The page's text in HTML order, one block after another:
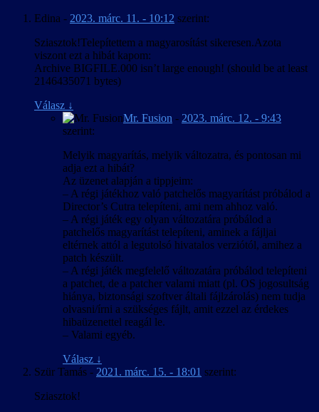
Egy sok, egymással különféle viszonyban levő karaktert mozgató
játéknál különösen nehéz az angolban ilyen formában nem létező
tegezés/magázás megállapítása, amikor pedig egy karakter akár
egyazon mondatban szólít egy másikat vegyesen hol vezeték-, hol
keresztnéven, akkor nincs jó megoldás. Az egyértelmű helyzeteket
kivéve jellemzően a mindkét névvel jobban működő magázásban
íródtak a szövegek, és egyes esetekben a fejlesztői kommentárokban
elhangzottak is alátámasztották e döntéseinket.
Egy másik nehézség a kínaiból elvileg meghatározott szabályok
szerint átírandó szavak és nevek kezelése volt, mivel gyakorlatilag
két szabálykészlet él párhuzamosan: a nemzetközileg elfogadott
kínai-angol pinjin átírás, illetve egy ún. „népszerű magyar” átírás. A
pinjin sokkal pontosabban adja vissza az eredeti hangzást, de csak
ha az olvasó ismeri az angol nyelv kiejtési szabályait, a „népszerű
magyar” ellenben nem igényel előképzettséget, cserébe viszont
következetlen és pontatlan. Végül egy „hibrid” módszerrel éltünk:
az írásban és kiejtve is szereplő neveknél a pinjinen alapuló „hallás
utáni” átírást használtunk, a játékvilágban is láthatók az
azonosíthatóság miatt pinjinben maradtak, a játékvilágban nem
megjelenő és el sem hangzó szövegekben levők pedig jobbára
„népszerű magyar” átírásban vannak.
A magyarítás technikailag sem volt egyszerű, bár legalább a
betűkészletekben megvoltak az általában hiányzó „őŐ” és „űŰ”
betűk, még ha nem is néztek ki tökéletesen. A Crystal Engine
virtuális fájlrendszerének kezeléséhez létezett eszköz, de a kinyert
adatfájl szövegként kezelhető formába és vissza alakítására TSL16b-
nek kellett írnia egy konvertert. Visszafelé tovább bonyolódott a
dolog, mert a játék nem tölt be külső fájlt, így csak az eredeti fájlok
módosításával lehet bármin változtatni. És míg a HR-nél egy 18
betűkészletet használ, és az egyedi
fájlformátumok + ScaleForm miatt esélyt se
láttunk ennek esetleges javítására.
A mentett játékok elnevezésére használt
pályanevek a játék futtatható állományába
vannak “beledrótozva”, aminek piszkálásától
inkább eltekintettünk, így azok a
meg.
Edina - 2023. márc. 11. - 10:12 szerint:
Sziasztok!Telepítettem a magyarosítást sikeresen.Azota
viszont ezt a hibát kapom:
Archive BIGFILE.000 isn’t large enough! (should be at least
2146435071 bytes)
Válasz ↓
Mr. Fusion - 2023. márc. 12. - 9:43
szerint:
Melyik magyarítás, melyik változatra, és pontosan mi
adja ezt a hibát?
Az üzenet alapján a tippjeim:
– A régi játékhoz való patchelős magyarítást próbálod a
Director’s Cutra telepíteni, ami nem ahhoz való.
– A régi játék egy olyan változatára próbálod a
patchelős magyarítást telepíteni, aminek a fájljai
eltérnek attól a legutolsó hivatalos verziótól, amihez a
patch készült.
– A régi játék megfelelő változatára próbálod telepíteni
a patchet, de a patcher valami miatt (pl. OS jogosultság
hiánya, biztonsági szoftver általi fájlzárolás) nem tudja
olvasni/írni a szükséges fájlt, amit ezzel az érdekes
hibaüzenettel reagál le.
– Valami egyéb.
Válasz ↓
Szür Tamás - 2021. márc. 15. - 18:01 szerint:
Sziasztok!